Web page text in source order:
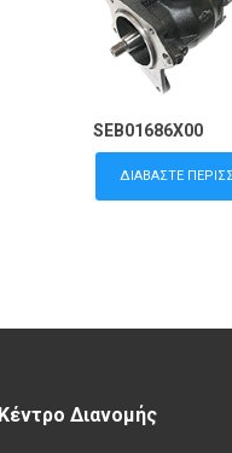
SEB01686X00
ΔΙΑΒΆΣΤΕ
Κέντρο Διανομής